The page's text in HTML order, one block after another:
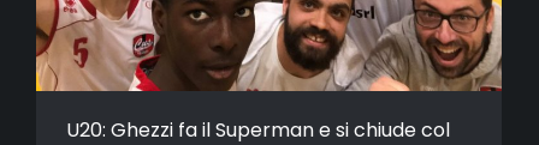
U20: Ghezzi fa il Superman e si chiude col